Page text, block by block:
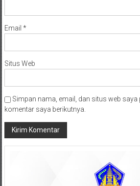
Email *
Situs Web
Simpan nama, email, dan situs web
komentar saya berikutnya.